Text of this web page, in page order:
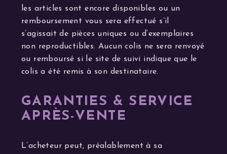
les articles sont encore disponibles ou un
remboursement vous sera effectué s’il
s’agissait de pièces uniques ou d’exemplaires
non reproductibles. Aucun colis ne sera renvoyé
ou remboursé si le site de suivi indique que le
colis a été remis à son destinataire.
GARANTIES & SERVICE
APRÈS-VENTE
L’acheteur peut, préalablement à sa